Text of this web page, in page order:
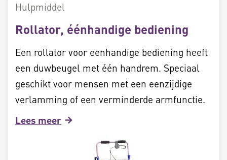
Hulpmiddel
Rollator, éénhandige bediening
Een rollator voor eenhandige bediening heeft
een duwbeugel met één handrem. Speciaal
geschikt voor mensen met een eenzijdige
verlamming of een verminderde armfunctie.
Lees meer